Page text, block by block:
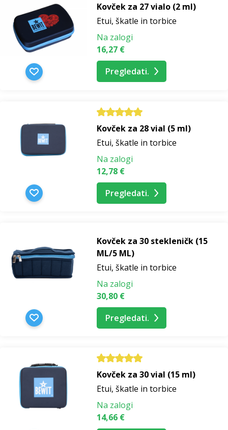
Kovček za 27 vialo (2 ml)
Etui, škatle in torbice
Na zalogi
16,27 €
Pregledati.
Kovček za 28 vial (5 ml)
Etui, škatle in torbice
Na zalogi
12,78 €
Pregledati.
Kovček za 30 stekleničk (15
ML/5 ML)
Etui, škatle in torbice
Na zalogi
30,80 €
Pregledati.
Kovček za 30 vial (15 ml)
Etui, škatle in torbice
Na zalogi
14,66 €